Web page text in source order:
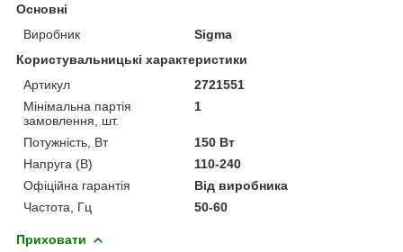
Основні
Виробник
Sigma
Користувальницькі характеристики
Артикул
2721551
Мінімальна партія
замовлення, шт.
1
Потужність, Вт
150 Вт
Напруга (В)
110-240
Офіційна гарантія
Від виробника
Частота, Гц
50-60
Приховати